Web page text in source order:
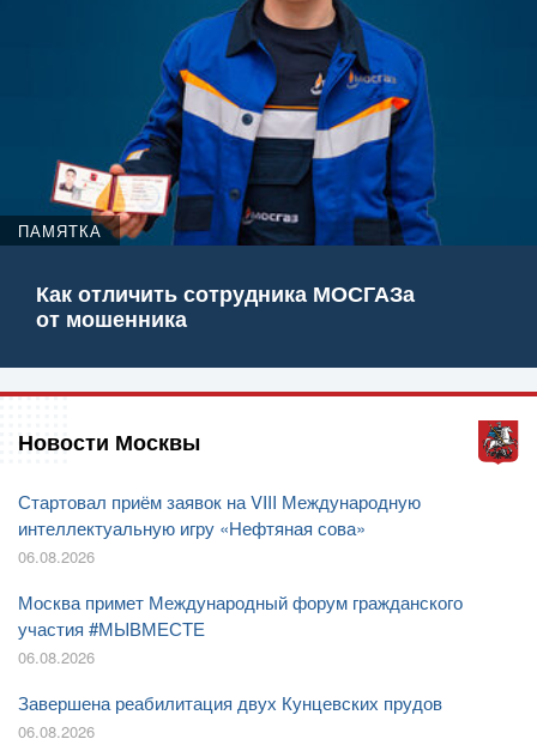
ПАМЯТКА
Как отличить сотрудника МОСГАЗа
от мошенника
Новости Москвы
Стартовал приём заявок на VIII Международную
интеллектуальную игру «Нефтяная сова»
06.08.2026
Москва примет Международный форум гражданского
участия #МЫВМЕСТЕ
06.08.2026
Завершена реабилитация двух Кунцевских прудов
06.08.2026